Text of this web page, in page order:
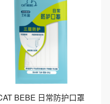
BEBE 日常防护口罩